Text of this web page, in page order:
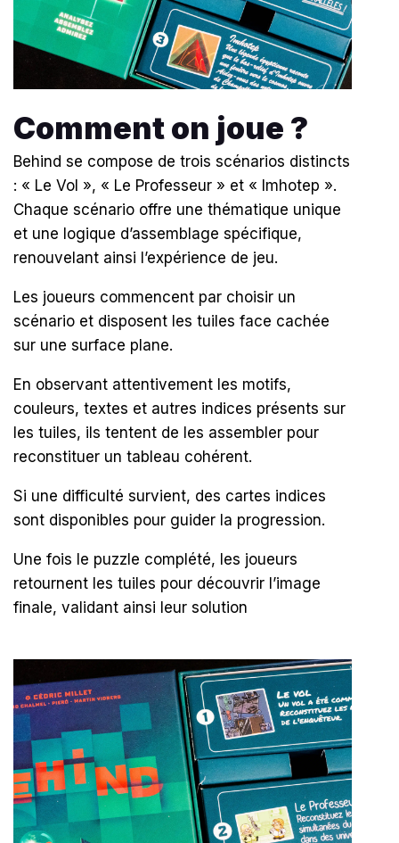
Comment on joue ?
Behind se compose de trois scénarios distincts
: « Le Vol », « Le Professeur » et « Imhotep ».
Chaque scénario offre une thématique unique
et une logique d’assemblage spécifique,
renouvelant ainsi l’expérience de jeu.
Les joueurs commencent par choisir un
scénario et disposent les tuiles face cachée
sur une surface plane.
En observant attentivement les motifs,
couleurs, textes et autres indices présents sur
les tuiles, ils tentent de les assembler pour
reconstituer un tableau cohérent.
Si une difficulté survient, des cartes indices
sont disponibles pour guider la progression.
Une fois le puzzle complété, les joueurs
retournent les tuiles pour découvrir l’image
finale, validant ainsi leur solution